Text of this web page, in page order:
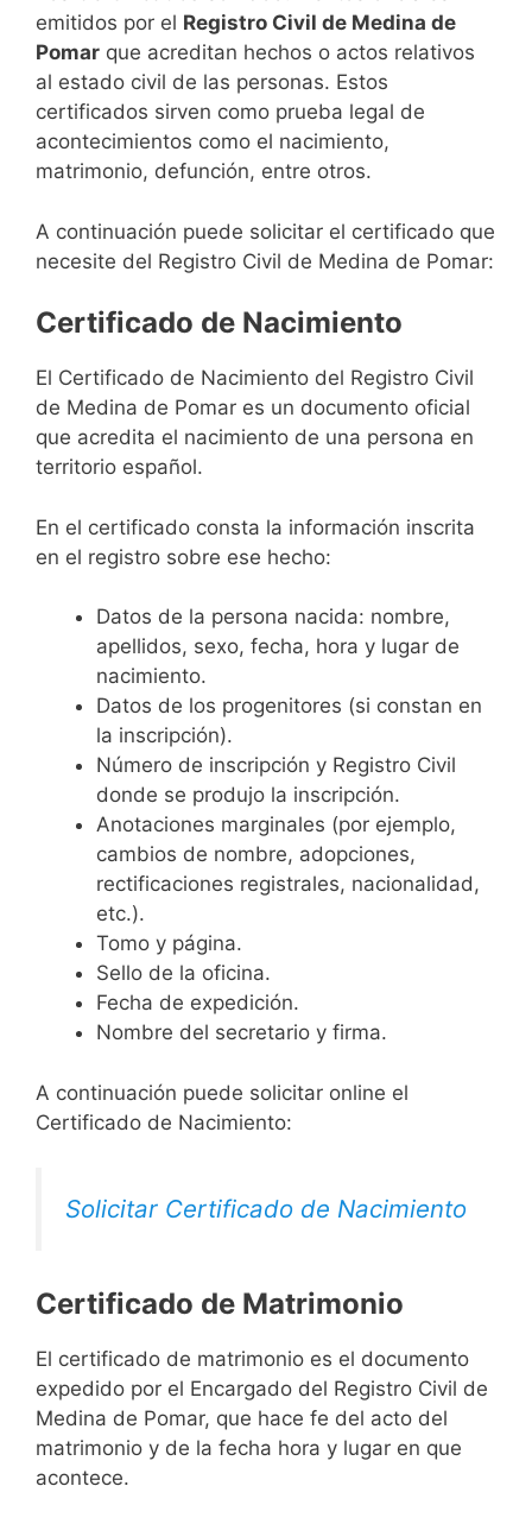
emitidos por el Registro Civil de Medina de
Pomar que acreditan hechos o actos relativos
al estado civil de las personas. Estos
certificados sirven como prueba legal de
acontecimientos como el nacimiento,
matrimonio, defunción, entre otros.
A continuación puede solicitar el certificado que
necesite del Registro Civil de Medina de Pomar:
Certificado de Nacimiento
El Certificado de Nacimiento del Registro Civil
de Medina de Pomar es un documento oficial
que acredita el nacimiento de una persona en
territorio español.
En el certificado consta la información inscrita
en el registro sobre ese hecho:
Datos de la persona nacida: nombre,
apellidos, sexo, fecha, hora y lugar de
nacimiento.
Datos de los progenitores (si constan en
la inscripción).
Número de inscripción y Registro Civil
donde se produjo la inscripción.
Anotaciones marginales (por ejemplo,
cambios de nombre, adopciones,
rectificaciones registrales, nacionalidad,
etc.).
Tomo y página.
Sello de la oficina.
Fecha de expedición.
Nombre del secretario y firma.
A continuación puede solicitar online el
Certificado de Nacimiento:
Solicitar Certificado de Nacimiento
Certificado de Matrimonio
El certificado de matrimonio es el documento
expedido por el Encargado del Registro Civil de
Medina de Pomar, que hace fe del acto del
matrimonio y de la fecha hora y lugar en que
acontece.